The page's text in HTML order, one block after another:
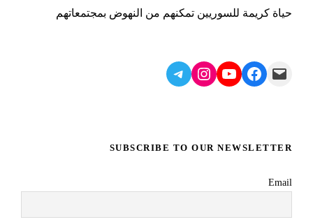
حياة كريمة للسوريين تمكنهم من النهوض بمجتمعاتهم
Mail
Facebook
YouTube
Instagram
Telegram
SUBSCRIBE TO OUR NEWSLETTER
Email